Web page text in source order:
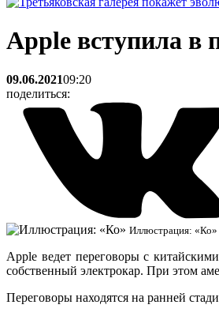
Apple вступила в
09.06.202109:20
поделиться:
Иллюстрация: «Ко»
Apple ведет переговоры с
собственный электрокар. При этом
Переговоры находятся на ранней